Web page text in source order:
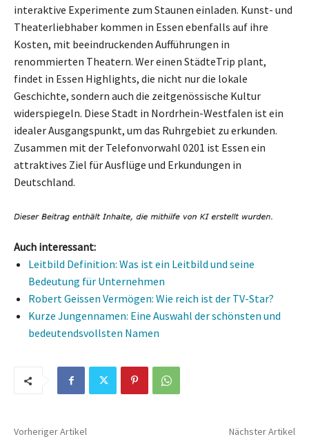
interaktive Experimente zum Staunen einladen. Kunst- und
Theaterliebhaber kommen in Essen ebenfalls auf ihre
Kosten, mit beeindruckenden Aufführungen in
renommierten Theatern. Wer einen StädteTrip plant,
findet in Essen Highlights, die nicht nur die lokale
Geschichte, sondern auch die zeitgenössische Kultur
widerspiegeln. Diese Stadt in Nordrhein-Westfalen ist ein
idealer Ausgangspunkt, um das Ruhrgebiet zu erkunden.
Zusammen mit der Telefonvorwahl 0201 ist Essen ein
attraktives Ziel für Ausflüge und Erkundungen in
Deutschland.
Auch interessant:
Leitbild Definition: Was ist ein Leitbild und seine
Bedeutung für Unternehmen
Robert Geissen Vermögen: Wie reich ist der TV-Star?
Kurze Jungennamen: Eine Auswahl der schönsten und
bedeutendsvollsten Namen
Vorheriger Artikel Nächster Artikel